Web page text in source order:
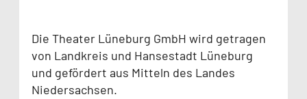
Die Theater Lüneburg GmbH wird getragen
von Landkreis und Hansestadt Lüneburg
und gefördert aus Mitteln des Landes
Niedersachsen.